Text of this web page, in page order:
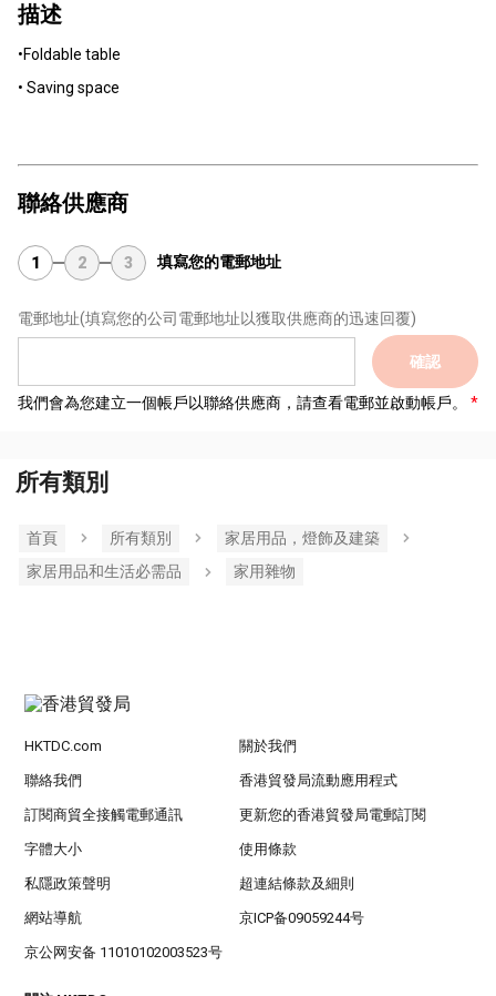
描述
•Foldable table
• Saving space
聯絡供應商
1 2 3 填寫您的電郵地址
電郵地址(填寫您的公司電郵地址以獲取供應商的迅速回覆)
確認
我們會為您建立一個帳戶以聯絡供應商，請查看電郵並啟動帳戶。
所有類別
首頁 所有類別
家居用品，燈飾及建築
家居用品和生活必需品
家用雜物
HKTDC.com 關於我們
聯絡我們 香港貿發局流動應用程式
訂閱商貿全接觸電郵通訊 更新您的香港貿發局電郵訂閱
字體大小 使用條款
私隱政策聲明 超連結條款及細則
網站導航 京ICP备09059244号
京公网安备 11010102003523号